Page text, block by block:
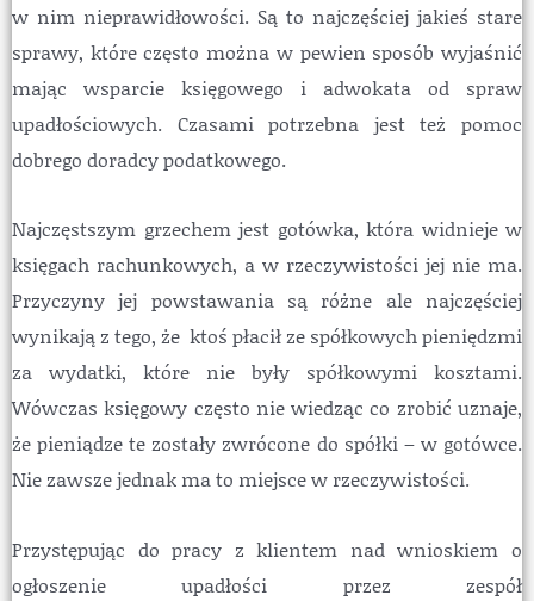
w nim nieprawidłowości. Są to najczęściej jakieś stare
sprawy, które często można w pewien sposób wyjaśnić
mając wsparcie księgowego i adwokata od spraw
upadłościowych. Czasami potrzebna jest też pomoc
dobrego doradcy podatkowego.
Najczęstszym grzechem jest gotówka, która widnieje w
księgach rachunkowych, a w rzeczywistości jej nie ma.
Przyczyny jej powstawania są różne ale najczęściej
wynikają z tego, że ktoś płacił ze spółkowych pieniędzmi
za wydatki, które nie były spółkowymi kosztami.
Wówczas księgowy często nie wiedząc co zrobić uznaje,
że pieniądze te zostały zwrócone do spółki – w gotówce.
Nie zawsze jednak ma to miejsce w rzeczywistości.
Przystępując do pracy z klientem nad wnioskiem o
ogłoszenie upadłości przez zespół